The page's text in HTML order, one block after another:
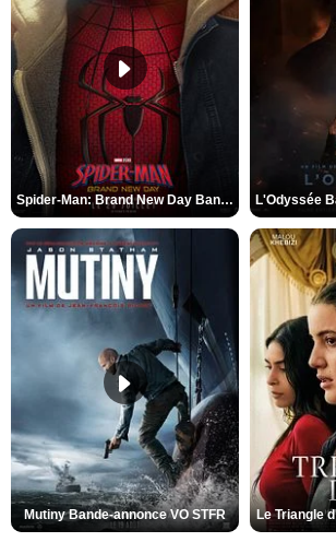
Spider-Man: Brand New Day Bande-annonce VO STFR
Mutiny Bande-annonce VO STFR Le Triangle